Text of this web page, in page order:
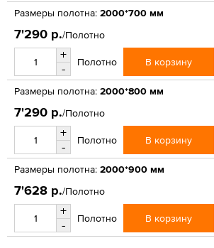
Размеры полотна: 2000*700 мм
7'290 р./Полотно
+
-
Полотно В корзину
Размеры полотна: 2000*800 мм
7'290 р./Полотно
+
-
Полотно В корзину
Размеры полотна: 2000*900 мм
7'628 р./Полотно
+
-
Полотно В корзину